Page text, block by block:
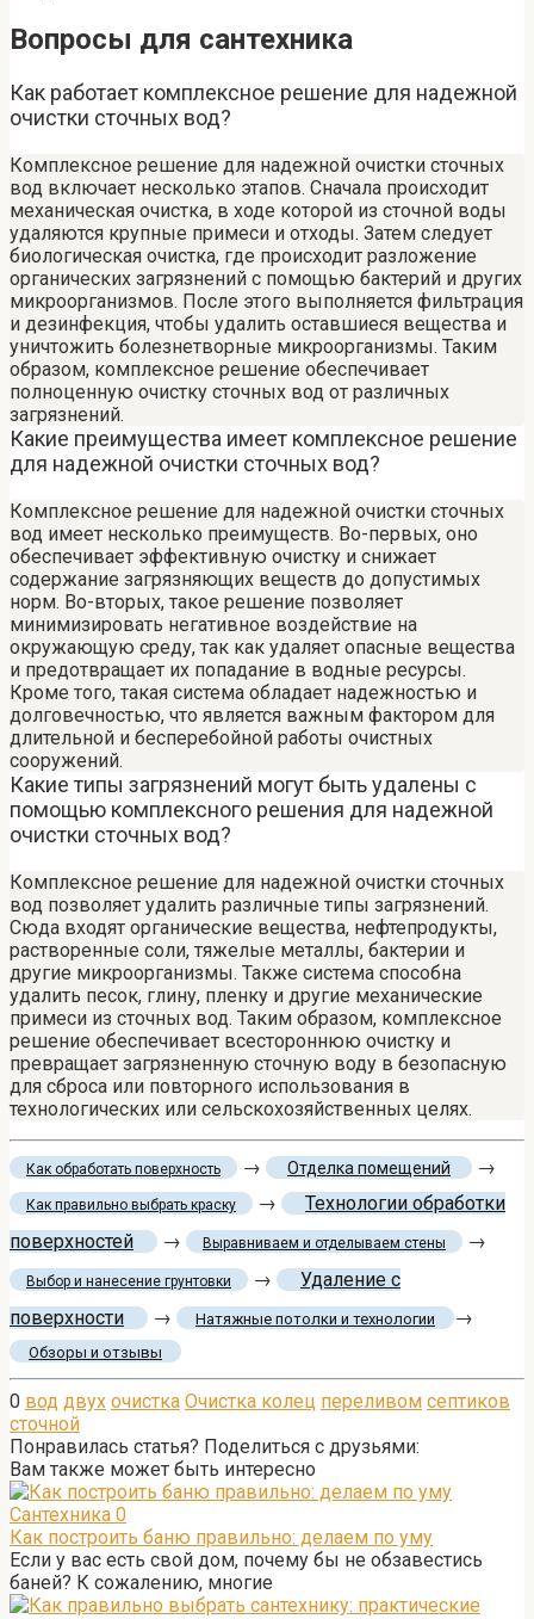
Вопросы для сантехника
Как работает комплексное решение для надежной
очистки сточных вод?
Комплексное решение для надежной очистки сточных
вод включает несколько этапов. Сначала происходит
механическая очистка, в ходе которой из сточной воды
удаляются крупные примеси и отходы. Затем следует
биологическая очистка, где происходит разложение
органических загрязнений с помощью бактерий и других
микроорганизмов. После этого выполняется фильтрация
и дезинфекция, чтобы удалить оставшиеся вещества и
уничтожить болезнетворные микроорганизмы. Таким
образом, комплексное решение обеспечивает
полноценную очистку сточных вод от различных
загрязнений.
Какие преимущества имеет комплексное решение
для надежной очистки сточных вод?
Комплексное решение для надежной очистки сточных
вод имеет несколько преимуществ. Во-первых, оно
обеспечивает эффективную очистку и снижает
содержание загрязняющих веществ до допустимых
норм. Во-вторых, такое решение позволяет
минимизировать негативное воздействие на
окружающую среду, так как удаляет опасные вещества
и предотвращает их попадание в водные ресурсы.
Кроме того, такая система обладает надежностью и
долговечностью, что является важным фактором для
длительной и бесперебойной работы очистных
сооружений.
Какие типы загрязнений могут быть удалены с
помощью комплексного решения для надежной
очистки сточных вод?
Комплексное решение для надежной очистки сточных
вод позволяет удалить различные типы загрязнений.
Сюда входят органические вещества, нефтепродукты,
растворенные соли, тяжелые металлы, бактерии и
другие микроорганизмы. Также система способна
удалить песок, глину, пленку и другие механические
примеси из сточных вод. Таким образом, комплексное
решение обеспечивает всестороннюю очистку и
превращает загрязненную сточную воду в безопасную
для сброса или повторного использования в
технологических или сельскохозяйственных целях.
Как обработать поверхность → Отделка помещений →
Как правильно выбрать краску →
Технологии обработки
поверхностей
→ Выравниваем и отделываем стены →
Выбор и нанесение грунтовки →
Удаление с
поверхности
→ Натяжные потолки и технологии →
Обзоры и отзывы
0 вод двух очистка Очистка колец переливом септиков
сточной
Понравилась статья? Поделиться с друзьями:
Вам также может быть интересно
Сантехника 0
Как построить баню правильно: делаем по уму
Если у вас есть свой дом, почему бы не обзавестись
баней? К сожалению, многие